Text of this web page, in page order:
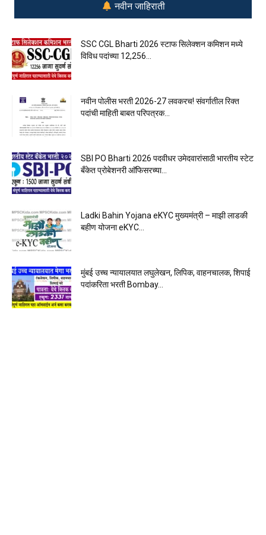
नवीन जाहिराती
SSC CGL Bharti 2026 स्टाफ सिलेक्शन कमिशन मध्ये
विविध पदांच्या 12,256...
नवीन पोलीस भरती 2026-27 लवकरच! संवर्गातील रिक्त
पदांची माहिती बाबत परिपत्रक...
SBI PO Bharti 2026 पदवीधर उमेदवारांसाठी भारतीय स्टेट
बँकेत प्रोबेशनरी आ‍ॅफिसरच्या...
Ladki Bahin Yojana eKYC मुख्यमंत्री – माझी लाडकी
बहीण योजना eKYC...
मुंबई उच्च न्यायालयात लघुलेखन, लिपिक, वाहनचालक, शिपाई
पदांकरिता भरती Bombay...